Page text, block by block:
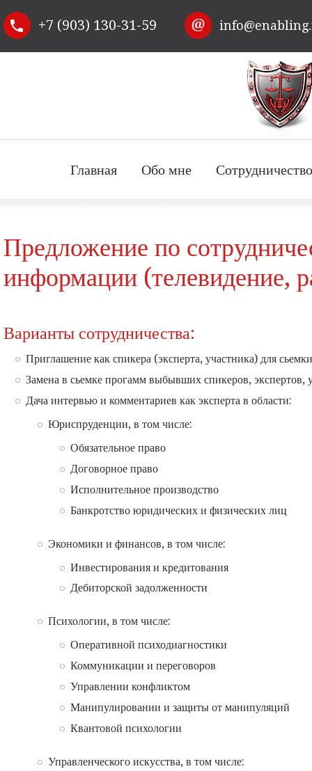
основному
+7 (903) 130-31-59
Главная Обо мне Сотрудничество
Предложение по
информации (телевидение,
Варианты сотрудничества:
Приглашение как спикера (эксперта, участника) для
Замена в сьемке прогамм выбывших спикеров, экспертов,
Дача интервью и комментариев как эксперта в области:
Юриспруденции, в том числе:
Обязательное право
Договорное право
Исполнительное производство
Банкротство юридических и физических лиц
Экономики и финансов, в том числе:
Инвестирования и кредитования
Дебиторской задолженности
Психологии, в том числе:
Оперативной психодиагностики
Коммуникации и переговоров
Управлении конфликтом
Манипулировании и защиты от манипуляций
Квантовой психологии
Управленческого искусства, в том числе: